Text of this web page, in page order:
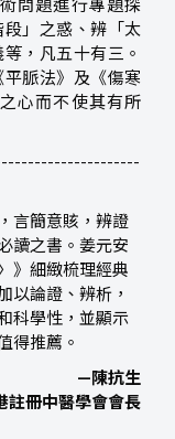
問題進行專題探
」之惑、辨「太
，凡五十有三。
脈法》及《傷寒
心而不使其有所
言簡意賅，辨證
讀之書。姜元安
》細緻梳理經典
以論證、辨析，
科學性，並顯示
得推薦。
—陳抗生
註冊中醫學會會長